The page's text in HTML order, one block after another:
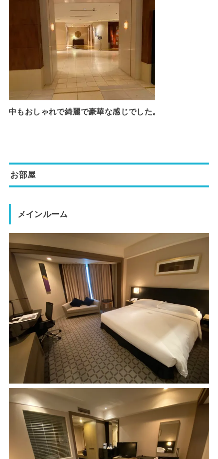
中もおしゃれで綺麗で豪華な感じでした。
お部屋
メインルーム